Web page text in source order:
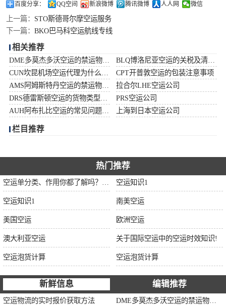
百度分享： QQ空间 新浪微博 腾讯微博 人人网 微信
上一篇： STO斯德哥尔摩空运服务
下一篇： BKO巴马科空运航线专线
相关推荐
CPT开普敦空运的包装注意事项
拉合尔LHE空运公司
PRS空运公司
上海到日本空运公司
栏目推荐
热门推荐
空运知识1
空运知识1 南美空运
美国空运 欧洲空运
澳大利亚空运 关于国际空运中的空运时效知识!
空运泡货计算 空运泡货计算
新鲜信息 编辑推荐
空运物流的实时报价获取方法
巴基斯坦空运
澳大利亚空运
俄罗斯空运
加拿大空运
伊朗空运
中东空运
非洲空运
南美空运